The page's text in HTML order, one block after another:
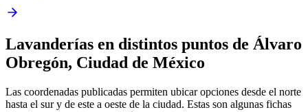
Lavanderías en distintos puntos de Álvaro
Obregón, Ciudad de México
Las coordenadas publicadas permiten ubicar opciones desde el norte
hasta el sur y de este a oeste de la ciudad. Estas son algunas fichas